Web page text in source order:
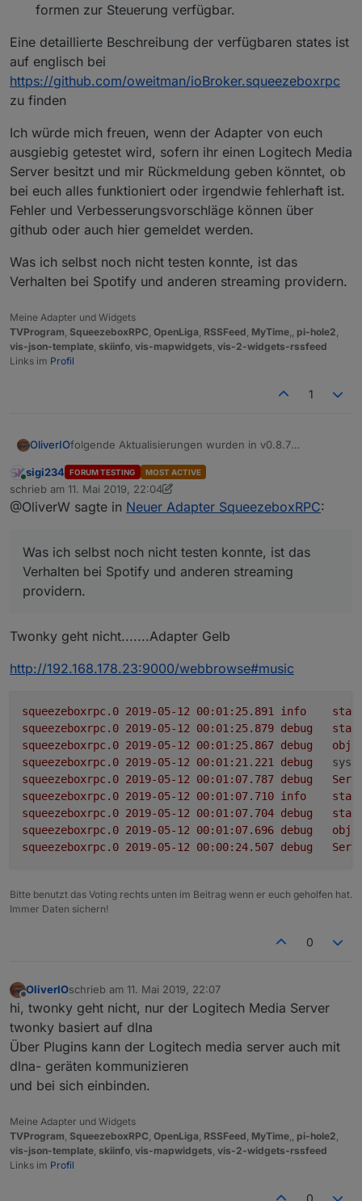
formen zur Steuerung verfügbar.
Eine detaillierte Beschreibung der verfügbaren states ist
auf englisch bei
https://github.com/oweitman/ioBroker.squeezeboxrpc
zu finden
Ich würde mich freuen, wenn der Adapter von euch
ausgiebig getestet wird, sofern ihr einen Logitech Media
Server besitzt und mir Rückmeldung geben könntet, ob
bei euch alles funktioniert oder irgendwie fehlerhaft ist.
Fehler und Verbesserungsvorschläge können über
github oder auch hier gemeldet werden.
Was ich selbst noch nicht testen konnte, ist das
Verhalten bei Spotify und anderen streaming providern.
Meine Adapter und Widgets
TVProgram SqueezeboxRPC OpenLiga RSSFeed MyTime pi-hole2
vis-json-template skiinfo vis-mapwidgets vis-2-widgets-rssfeed
Links im Profil
1
OliverIOfolgende Aktualisierungen wurden in v0.8.7
die Version wurde nach der Vollständigkeit
angepasst
der Adapter wurde in latest aufgenommen und
Konfigurationsmöglichkeiten über den
Konfigurationsdialog
der Adapter führ selbst eine Suche nach
Konfigurationsdialog zur Auswahl an
die Steuermöglichkeiten des Players und der
*- es kann nun ein Playlisteintrag direkt, aber
gewählt werden.
Zeit. Hier kann eine Postiotion im Track direkt
über die Sekunden aber auch relativ gewählt
werden (bspw 100, +20, -10)
*- auch die repeat und shuffle sind nun in allen
formen zur Steuerung verfügbar.
Eine detaillierte Beschreibung der verfügbaren states
ist auf englisch bei
Media Server besitzt und mir Rückmeldung geben
könntet, ob bei euch alles funktioniert oder irgendwie
Fehler und Verbesserungsvorschläge können über
Was ich selbst noch nicht testen konnte, ist das
Verhalten bei Spotify und anderen streaming
Online
sigi234 FORUM TESTING MOST ACTIVE
schrieb am 11. Mai 2019, 22:04
zuletzt editiert von sigi2345. Dez. 2019, 00:04
@OliverW sagte in Neuer Adapter SqueezeboxRPC:
Was ich selbst noch nicht testen konnte, ist das
Verhalten bei Spotify und anderen streaming
providern.
Twonky geht nicht.......Adapter Gelb
http://192.168.178.23:9000/webbrowse#music
squeezeboxrpc.0 info
squeezeboxrpc.0
debug
squeezeboxrpc.0
debug
squeezeboxrpc.0
debug
squeezeboxrpc.0
debug
squeezeboxrpc.0
info
squeezeboxrpc.0
debug
squeezeboxrpc.0
debug
squeezeboxrpc.0
debug
Bitte benutzt das Voting rechts unten im Beitrag wenn er euch geholfen hat.
Immer Daten sichern!
0
Offline
OliverIOschrieb am 11. Mai 2019, 22:07
zuletzt editiert von
hi, twonky geht nicht, nur der Logitech Media Server
twonky basiert auf dlna
Über Plugins kann der Logitech media server auch mit
dlna- geräten kommunizieren
und bei sich einbinden.
Meine Adapter und Widgets
TVProgram, SqueezeboxRPC, OpenLiga, RSSFeed, MyTime,, pi-hole2,
vis-json-template, skiinfo, vis-mapwidgets, vis-2-widgets-rssfeed
Links im Profil